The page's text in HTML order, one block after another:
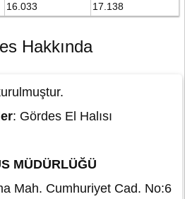
16.033 17.138
Hakkında
: Gördes El Halısı
MÜDÜRLÜĞÜ
Mah. Cumhuriyet Cad. No:6